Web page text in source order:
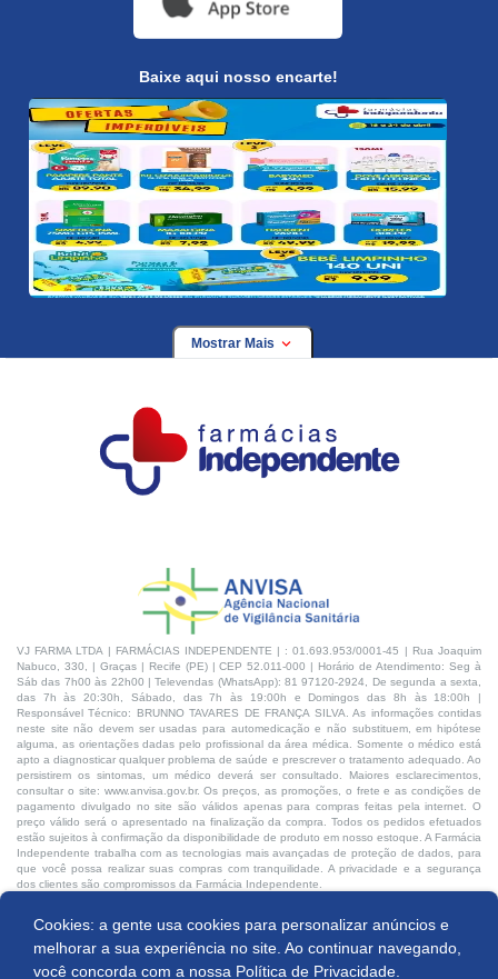
Produto indisponível
Cookies: a gente usa cookies para personalizar anúncios e
melhorar a sua experiência no site. Ao continuar navegando,
você concorda com a nossa Política de Privacidade.
Baixe aqui nosso encarte!
Mostrar Mais
VJ FARMA LTDA | FARMÁCIAS INDEPENDENTE | : 01.693.953/0001-45 | Rua Joaquim
Nabuco, 330, | Graças | Recife (PE) | CEP 52.011-000 | Horário de Atendimento: Seg à
Sáb das 7h00 às 22h00 | Televendas (WhatsApp): 81 97120-2924, De segunda a sexta,
das 7h às 20:30h, Sábado, das 7h às 19:00h e Domingos das 8h às 18:00h |
Responsável Técnico: BRUNNO TAVARES DE FRANÇA SILVA. As informações contidas
neste site não devem ser usadas para automedicação e não substituem, em hipótese
alguma, as orientações dadas pelo profissional da área médica. Somente o médico está
apto a diagnosticar qualquer problema de saúde e prescrever o tratamento adequado. Ao
persistirem os sintomas, um médico deverá ser consultado. Maiores esclarecimentos,
consultar o site: www.anvisa.gov.br. Os preços, as promoções, o frete e as condições de
pagamento divulgado no site são válidos apenas para compras feitas pela internet. O
preço válido será o apresentado na finalização da compra. Todos os pedidos efetuados
estão sujeitos à confirmação da disponibilidade de produto em nosso estoque. A Farmácia
Independente trabalha com as tecnologias mais avançadas de proteção de dados, para
que você possa realizar suas compras com tranquilidade. A privacidade e a segurança
dos clientes são compromissos da Farmácia Independente.
Desenvolvido por: